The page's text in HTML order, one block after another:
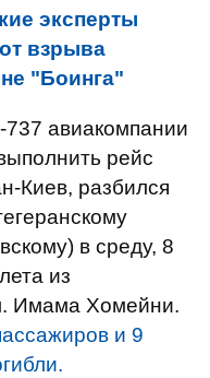
эксперты
взрыва
"Боинга"
авиакомпании
рейс
Киев, разбился
в среду, 8
из
Имама Хомейни.
и 9